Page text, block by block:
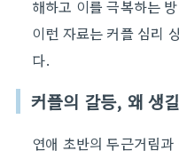
해하고 이를 극복하는
이런 자료는 커플 심리
다.
커플의 갈등, 왜 생
연애 초반의 두근거림